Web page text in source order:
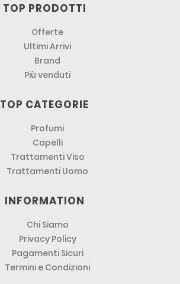
TOP PRODOTTI
Offerte
Ultimi Arrivi
Brand
Più venduti
TOP CATEGORIE
Profumi
Capelli
Trattamenti Viso
Trattamenti Uomo
INFORMATION
Chi Siamo
Privacy Policy
Pagamenti Sicuri
Termini e Condizioni